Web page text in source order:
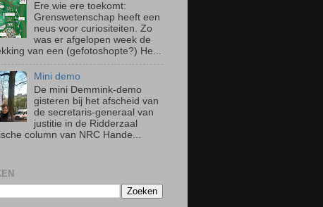
Ere wie ere toekomt:
Grenswetenschap heeft een
neus voor curiositeiten. Zo
was er afgelopen week de
van een (gefotoshopte?) He...
Mini demo
De mini Demmink-demo
gisteren bij het afscheid van
de secretaris-generaal van
justitie in de Ridderzaal
column van NRC Hande...